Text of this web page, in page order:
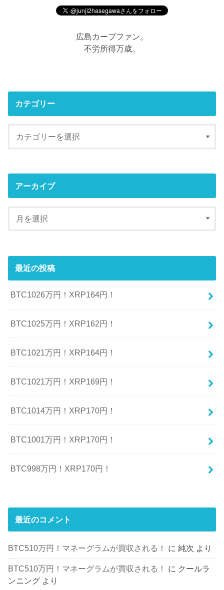
広島カープファン。
不労所得万歳。
カテゴリー
アーカイブ
最近の投稿
BTC1026万円！XRP164円！
BTC1025万円！XRP162円！
BTC1021万円！XRP164円！
BTC1021万円！XRP169円！
BTC1014万円！XRP170円！
BTC1001万円！XRP170円！
BTC998万円！XRP170円！
最近のコメント
BTC510万円！マネーグラムが買収される！ に純次 より
BTC510万円！マネーグラムが買収される！ に クールラ
ンニング より